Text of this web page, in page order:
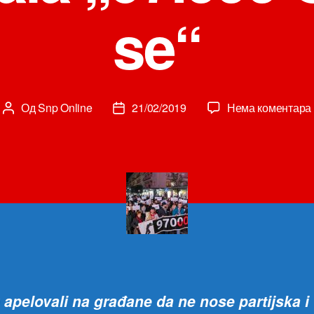
se“
Аутор
ОдSnp Online
Датум
21/02/2019 Нема коментара
apelovali na građane da ne nose partijska i